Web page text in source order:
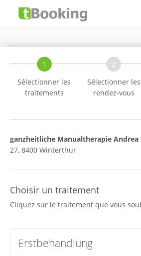
1
Sélectionner les
traitements
2
Sélectionner les
rendez-vous
ganzheitliche Manualtherapie Andrea
27, 8400 Winterthur
Choisir un traitement
Cliquez sur le traitement que vous
Erstbehandlung